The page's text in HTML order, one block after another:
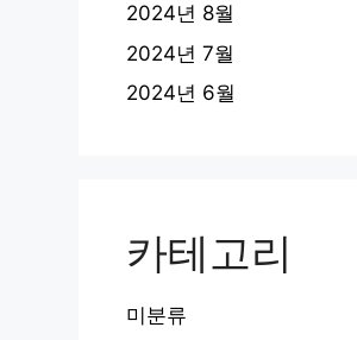
2024년 8월
2024년 7월
2024년 6월
카테고리
미분류